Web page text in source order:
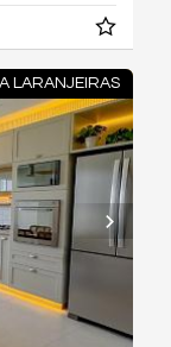
LARANJEIRAS